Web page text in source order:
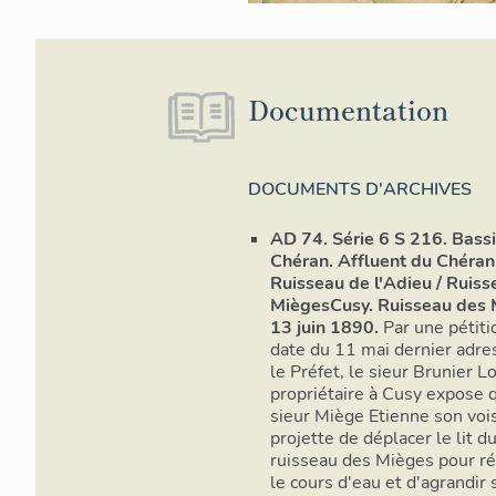
Documentation
DOCUMENTS D'ARCHIVES
AD 74. Série 6 S 216.
Chéran. Affluent du
Ruisseau de l'Adieu /
MiègesCusy. Ruisseau des
13 juin 1890. Par une
date du 11 mai dernier
le Préfet, le sieur Brunier
propriétaire à Cusy expose
sieur Miège Etienne son
projette de déplacer le lit du
ruisseau des Mièges pour
le cours d'eau et d'agrandir